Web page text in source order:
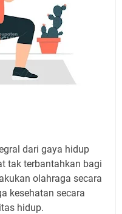
dari gaya hidup
tak terbantahkan bagi
olahraga secara
kesehatan secara
hidup.